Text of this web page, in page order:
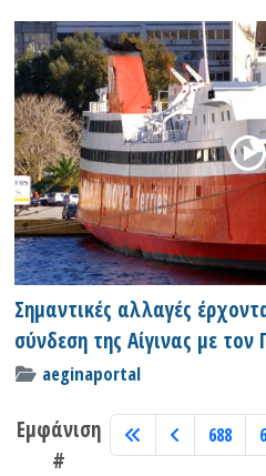
Σημαντικές αλλαγές
σύνδεση της Αίγινας με τον
aeginaportal
Εμφάνιση
#
688